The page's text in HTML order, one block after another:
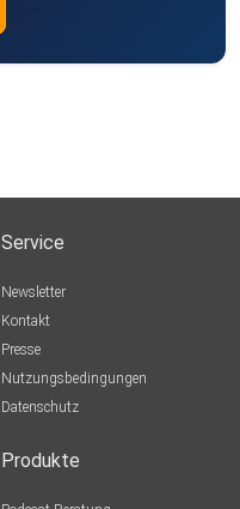
Service
Newsletter
Kontakt
Presse
Nutzungsbedingungen
Datenschutz
Produkte